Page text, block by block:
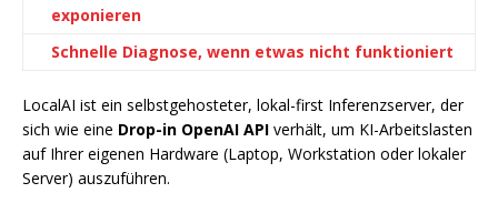
exponieren
Schnelle Diagnose, wenn etwas nicht funktioniert
LocalAI ist ein selbstgehosteter, lokal-first Inferenzserver, der
sich wie eine Drop-in OpenAI API verhält, um KI-Arbeitslasten
auf Ihrer eigenen Hardware (Laptop, Workstation oder lokaler
Server) auszuführen.